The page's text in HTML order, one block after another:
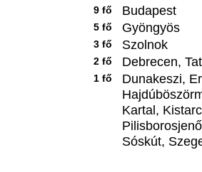
9 fő
Budapest
5 fő Gyöngyös
3 fő Szolnok
2 fő Debrecen,
1 fő
Dunakeszi,
Kartal,
Sóskút,